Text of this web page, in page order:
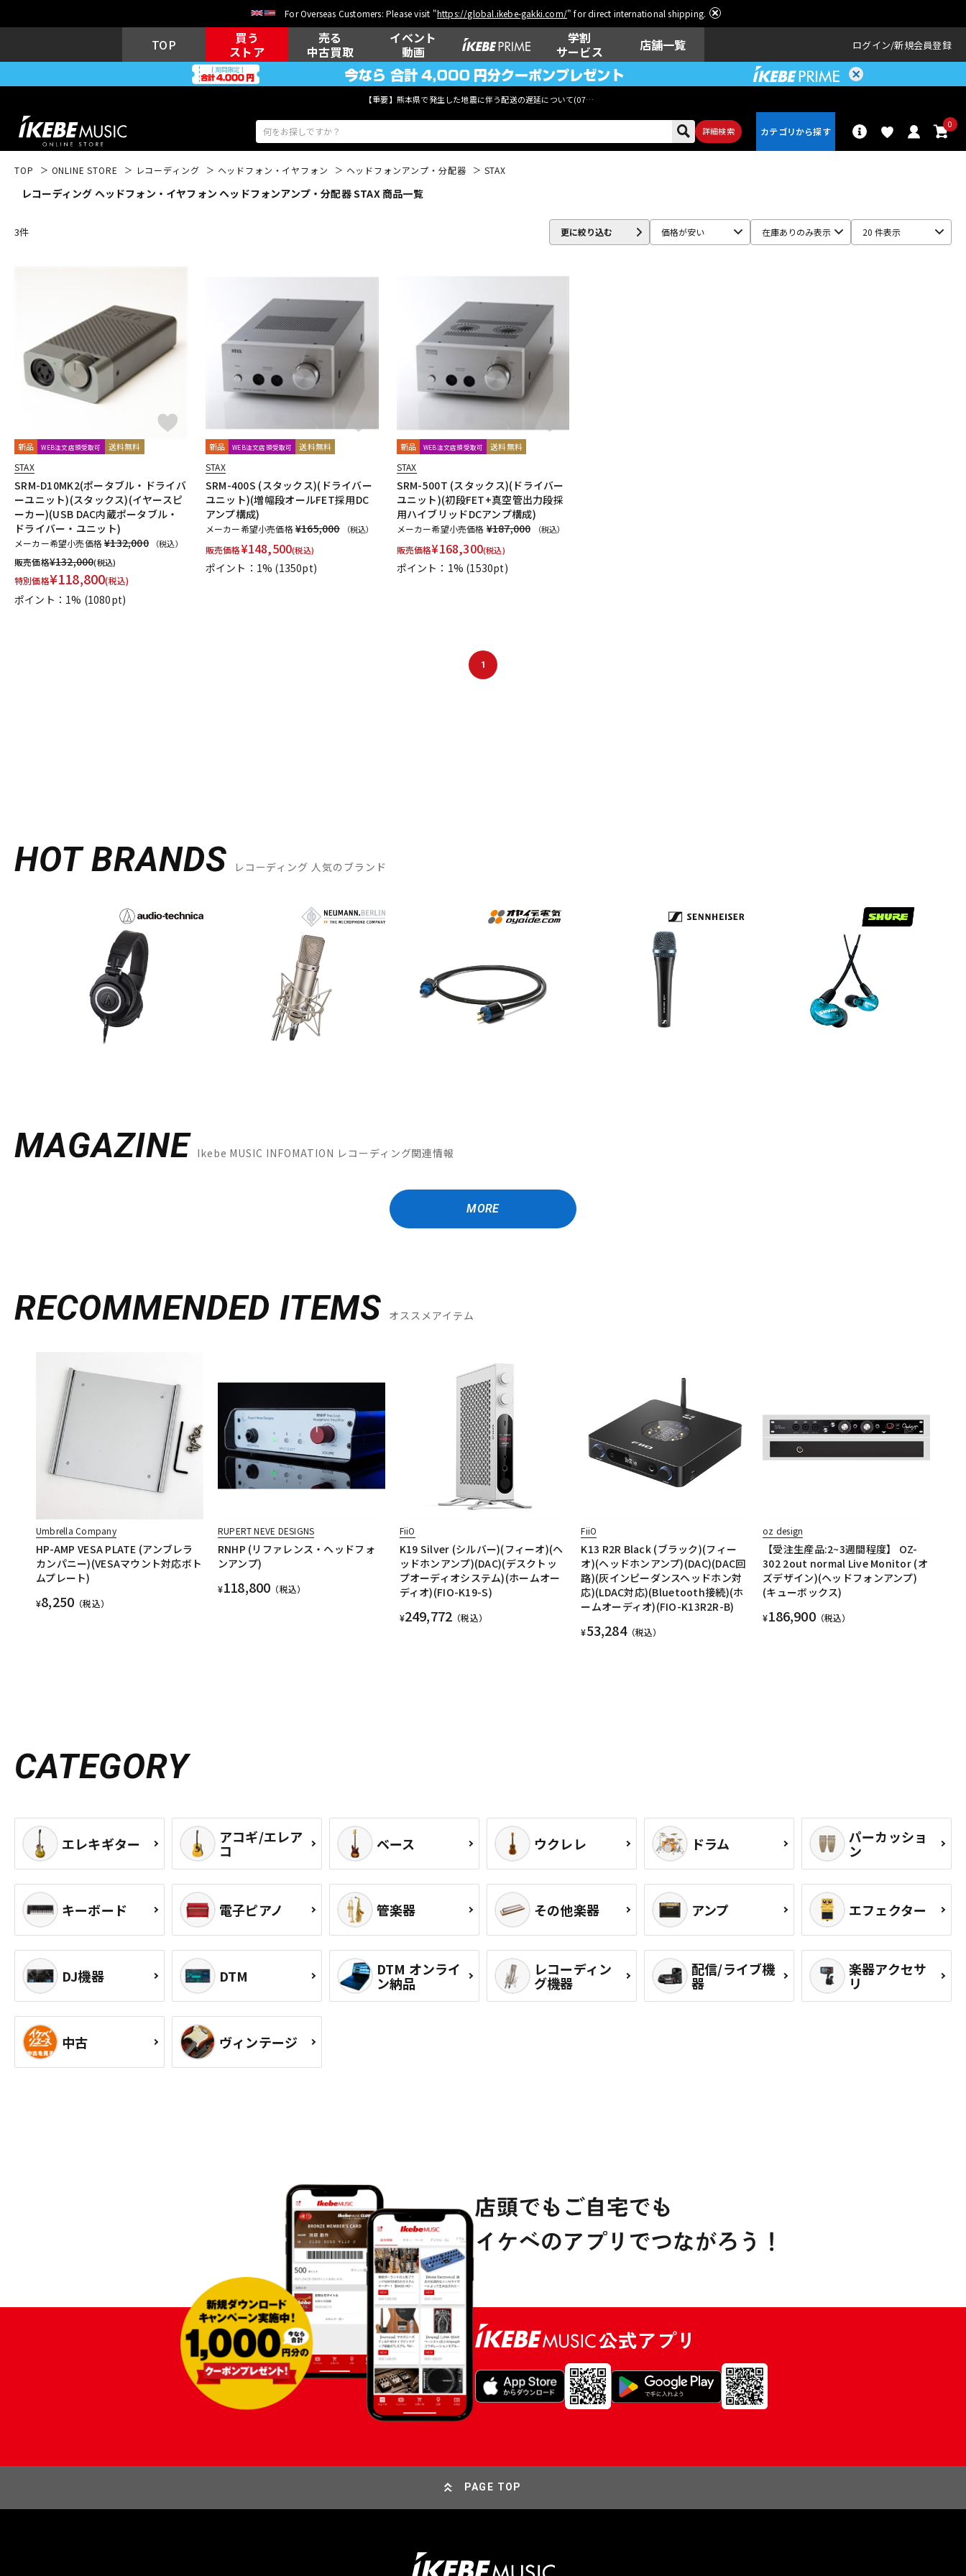
For Overseas Customers: Please visit "https://global.ikebe-gakki.com/" for direct international shipping.
TOP
買う
ストア
売る
中古買取
イベント
動画
学割
サービス
店舗一覧 ログイン 新規会員登録
【重要】熊本県で発生した地震に伴う配送の遅延について(07月29日
詳細検索
0
エレキギター アコギ/エレ ベース
DJ機器 DTM DTM オンラ
イン納品
レコーディン
グ機器
中古 ヴィンテージ
TOP ONLINE STORE レコーディング ヘッドフォン・イヤフォン ヘッドフォンアンプ・分配器 STAX
レコーディング ヘッドフォン・イヤフォン ヘッドフォンアンプ・分配器 STAX 商品一覧
3件 更に絞り込む 価格が安い 在庫ありのみ表示 20 件表示
新品 WEB注文店頭受取可 送料無料
STAX
SRM-D10MK2(ポータブル・ドライバ
ーユニット)(スタックス)(イヤースピ
ーカー)(USB DAC内蔵ポータブル・
ドライバー・ユニット)
メーカー希望小売価格¥132,000 （税込）
販売価格¥132,000(税込)
特別価格¥118,800(税込)
ポイント：1% (1080pt)
新品 WEB注文店頭受取可 送料無料
STAX
SRM-400S (スタックス)(ドライバー
ユニット)(増幅段オールFET採用DC
アンプ構成)
メーカー希望小売価格¥165,000 （税込）
販売価格¥148,500(税込)
ポイント：1% (1350pt)
新品 WEB注文店頭受取可 送料無料
STAX
SRM-500T (スタックス)(ドライバー
ユニット)(初段FET+真空管出力段採
用ハイブリッドDCアンプ構成)
メーカー希望小売価格 ¥187,000 （税込）
販売価格¥168,300(税込)
ポイント：1% (1530pt)
1
HOT BRANDS レコーディング 人気のブランド
MAGAZINE Ikebe MUSIC INFOMATION レコーディング関連情報
MORE
RECOMMENDED ITEMS オススメアイテム
Umbrella Company
HP-AMP VESA PLATE (アンブレラ
カンパニー)(VESAマウント対応ボト
ムプレート)
¥8,250 （税込）
RUPERT NEVE DESIGNS
RNHP (リファレンス・ヘッドフォ
ンアンプ)
¥118,800 （税込）
FiiO
K19 Silver (シルバー)(フィーオ)(ヘ
ッドホンアンプ)(DAC)(デスクトッ
プオーディオシステム)(ホームオー
ディオ)(FIO-K19-S)
¥249,772 （税込）
FiiO
K13 R2R Black (ブラック)(フィー
オ)(ヘッドホンアンプ)(DAC)(DAC回
路)(灰インピーダンスヘッドホン対
応)(LDAC対応)(Bluetooth接続)(ホ
ームオーディオ)(FIO-K13R2R-B)
¥53,284（税込）
oz design
【受注生産品:2~3週間程度】 OZ-
302 2out normal Live Monitor (オ
ズデザイン)(ヘッドフォンアンプ)
(キューボックス)
¥186,900（税込）
CATEGORY
エレキギター アコギ/エレア
コ ベース ウクレレ ドラム パーカッショ
ン
キーボード 電子ピアノ 管楽器 その他楽器 アンプ エフェクター
DJ機器 DTM DTM オンライ
ン納品
レコーディン
グ機器
配信/ライブ機
器
楽器アクセサ
リ
中古 ヴィンテージ
PAGE TOP